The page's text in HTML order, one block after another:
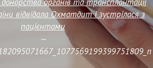
відвідала Охматдит і зустрілася з
пацієнтами
—